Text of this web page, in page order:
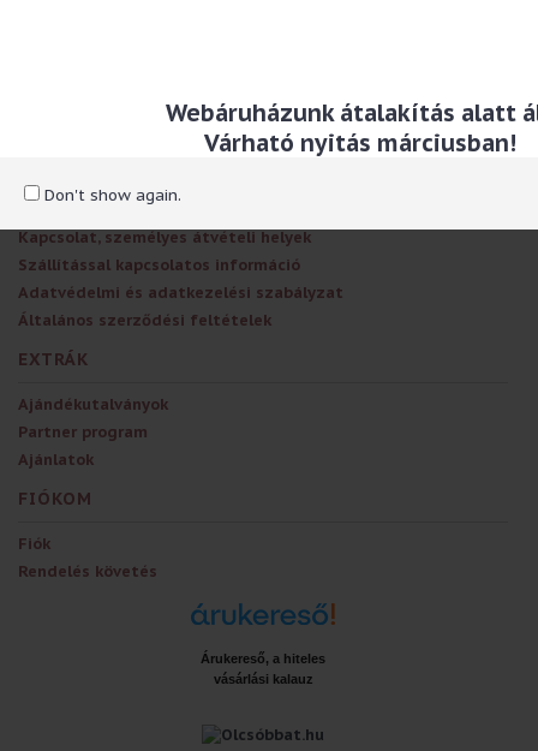
Webáruházunk átalakítás alatt
Várható nyitás márciusban!
Don't show again.
Méret: 14,5 x 20 cm Anyaga: papír
RÓLUNK
Kapcsolat, személyes átvételi helyek
Szállítással kapcsolatos információ
Adatvédelmi és adatkezelési szabályzat
Általános szerződési feltételek
EXTRÁK
Ajándékutalványok
Partner program
Ajánlatok
FIÓKOM
Fiók
Rendelés követés
Árukereső, a hiteles
vásárlási kalauz